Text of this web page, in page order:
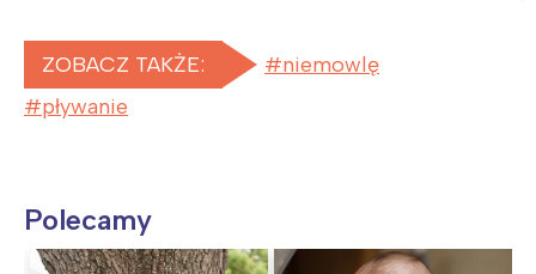
ZOBACZ TAKŻE:
niemowlę
pływanie
Polecamy